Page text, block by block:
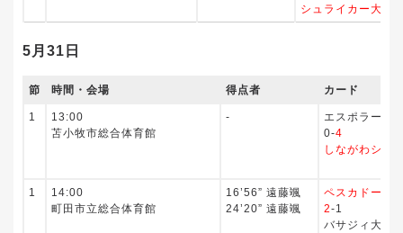
シュライカー大阪
5月31日
節 時間・会場 得点者 カード
1
13:00
苫小牧市総合体育館
‐
エスポラーダ
0-4
しながわシテ
1
14:00
町田市立総合体育館
16’56” 遠藤颯
24’20” 遠藤颯
ペスカドーラ
2-1
バサジィ大分